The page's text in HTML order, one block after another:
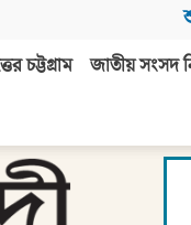
চট্টগ্রাম জাতীয় সংসদ